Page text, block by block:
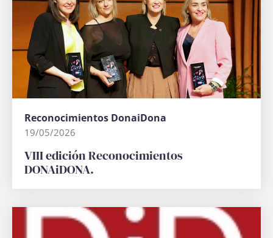
19/05/2026
VIII edición Reconocimientos
DONAiDONA.
Reconocimientos DonaiDona